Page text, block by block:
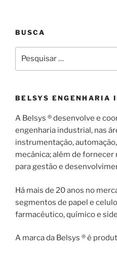
BUSCA
por:
BELSYS ENGENHARIA
A Belsys ® desenvolve e
engenharia industrial, nas
instrumentação,
mecânica; além de fornecer
para gestão e
Há mais de 20 anos no
segmentos de papel e
farmacêutico, químico e
A marca da Belsys ® é